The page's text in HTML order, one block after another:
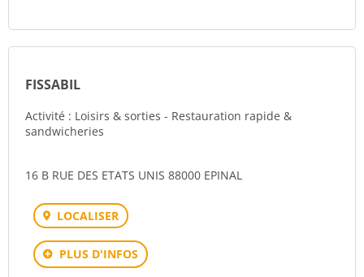
FISSABIL
Activité : Loisirs & sorties - Restauration rapide &
sandwicheries
16 B RUE DES ETATS UNIS 88000 EPINAL
LOCALISER
PLUS D'INFOS